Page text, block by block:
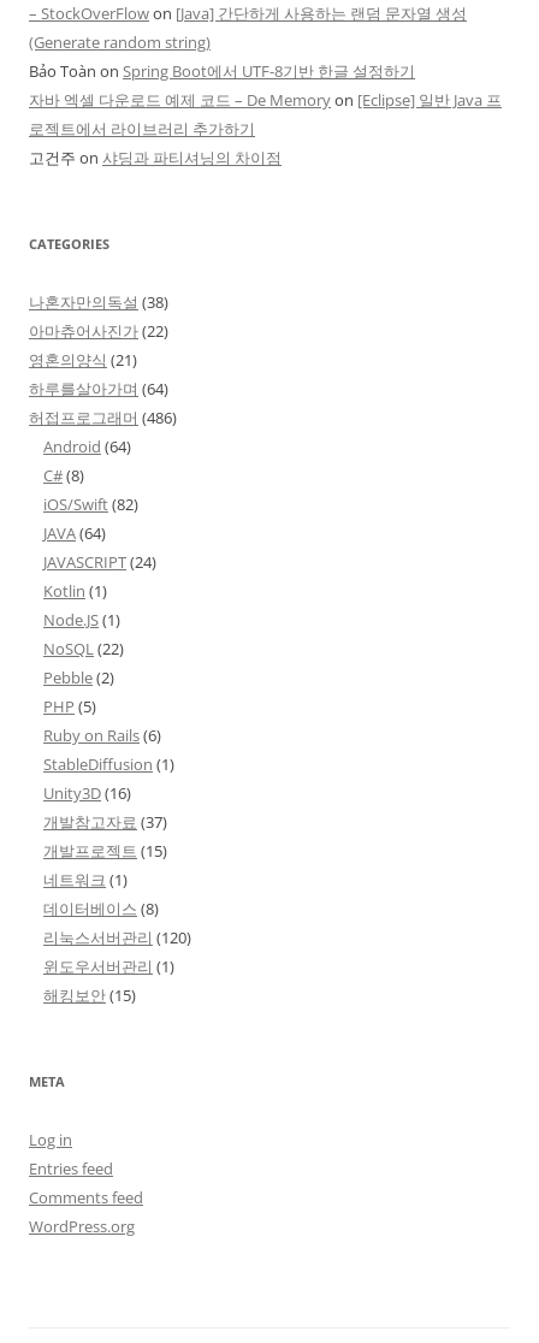
– StockOverFlowon [Java] 간단하게 사용하는 랜덤 문자열 생성
(Generate random string)
Bảo Toàn on Spring Boot에서 UTF-8기반 한글 설정하기
자바 엑셀 다운로드 예제 코드 – De Memoryon [Eclipse] 일반 Java 프
로젝트에서 라이브러리 추가하기
고건주 on 샤딩과 파티셔닝의 차이점
CATEGORIES
나혼자만의독설 (38)
아마츄어사진가(22)
영혼의양식 (21)
하루를살아가며 (64)
허접프로그래머 (486)
Android (64)
C#(8)
iOS/Swift(82)
JAVA(64)
JAVASCRIPT(24)
Kotlin (1)
Node.JS(1)
NoSQL(22)
Pebble(2)
PHP (5)
Ruby on Rails(6)
StableDiffusion (1)
Unity3D(16)
개발참고자료 (37)
개발프로젝트 (15)
네트워크 (1)
데이터베이스 (8)
리눅스서버관리 (120)
윈도우서버관리 (1)
해킹보안(15)
META
Log in
Entries feed
Comments feed
WordPress.org